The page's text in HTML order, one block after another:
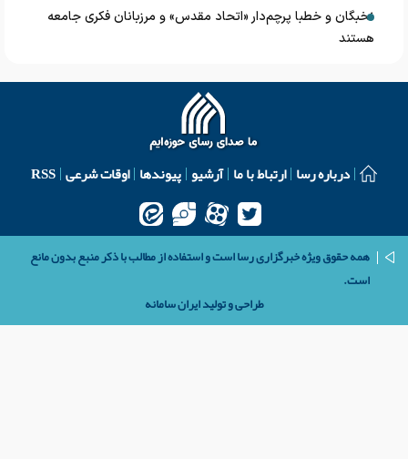
نخبگان و خطبا پرچم‌دار «اتحاد مقدس» و مرزبانان فکری جامعه
هستند
درباره رسا ارتباط با ما آرشیو پیوندها اوقات شرعی RSS
همه حقوق ویژه خبرگزاری رسا است و استفاده از مطالب با ذکر منبع بدون مانع
است.
طراحی و تولیدایران سامانه